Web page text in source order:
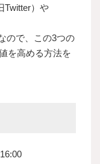
Twitter）や
ので、この3つの
を高める方法を